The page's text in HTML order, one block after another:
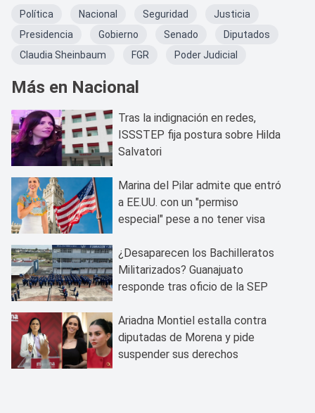
Política Nacional Seguridad
Justicia
Presidencia
Gobierno Senado
Diputados
Claudia Sheinbaum
FGR Poder Judicial
Más en Nacional
Tras la indignación en redes,
ISSSTEP fija postura sobre Hilda
Salvatori
Marina del Pilar admite que entró
a EE.UU. con un "permiso
especial" pese a no tener visa
¿Desaparecen los Bachilleratos
Militarizados? Guanajuato
responde tras oficio de la SEP
Ariadna Montiel estalla contra
diputadas de Morena y pide
suspender sus derechos